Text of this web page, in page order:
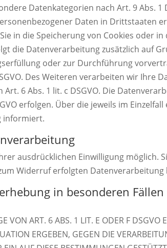
Datenkategorien nach Art. 9 Abs.
Daten in Drittstaaten
in die Speicherung von Cookies oder
die Datenverarbeitung zusätzlich auf
oder zur Durchführung
Des Weiteren verarbeiten wir Ihre
6 Abs. 1 lit. c DSGVO. Die
erfolgen. Über die jeweils im
informiert.
ausdrücklichen Einwilligung möglich.
Widerruf erfolgten
in besonderen
ART. 6 ABS. 1 LIT. E ODER F DSGVO
ERGEBEN, GEGEN DIE